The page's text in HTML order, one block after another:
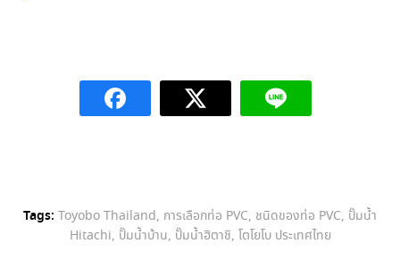
Tags: Toyobo Thailand, การเลือกท่อ PVC, ชนิดของท่อ PVC, ปั๊มน้ำ
Hitachi, ปั๊มน้ำบ้าน, ปั๊มน้ำฮิตาชิ, โตโยโบ ประเทศไทย